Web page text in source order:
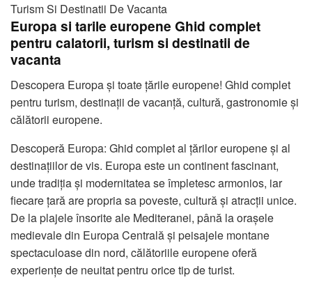
Turism Si Destinatii De Vacanta
Europa si tarile europene Ghid complet
pentru calatorii, turism si destinatii de
vacanta
Descopera Europa și toate țările europene! Ghid complet
pentru turism, destinații de vacanță, cultură, gastronomie și
călătorii europene.
Descoperă Europa: Ghid complet al țărilor europene și al
destinațiilor de vis. Europa este un continent fascinant,
unde tradiția și modernitatea se împletesc armonios, iar
fiecare țară are propria sa poveste, cultură și atracții unice.
De la plajele însorite ale Mediteranei, până la orașele
medievale din Europa Centrală și peisajele montane
spectaculoase din nord, călătoriile europene oferă
experiențe de neuitat pentru orice tip de turist.